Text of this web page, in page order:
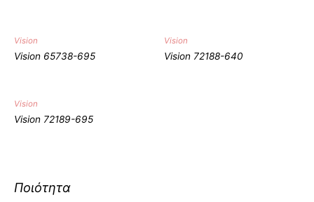
Ποιότητα
Παιδικό(0)
Υλικό
Vision
Vision 65738-695
Vision
Vision 72188-640
Vision
Vision 72189-695